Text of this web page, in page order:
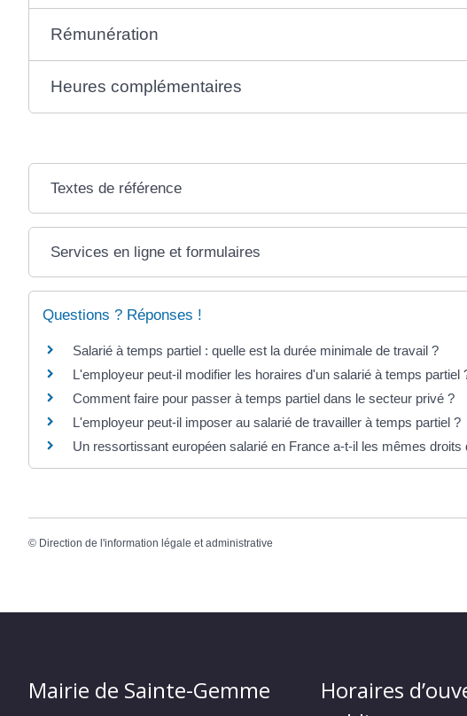
Rémunération
Heures complémentaires
Textes de référence
Services en ligne et formulaires
Questions ? Réponses !
Salarié à temps partiel : quelle est la durée minimale de travail ?
L'employeur peut-il modifier les horaires d'un salarié à temps partiel
Comment faire pour passer à temps partiel dans le secteur privé ?
L'employeur peut-il imposer au salarié de travailler à temps partiel ?
Un ressortissant européen salarié en France a-t-il les mêmes droits
© Direction de l'information légale et administrative
Mairie de Sainte-Gemme
Horaires